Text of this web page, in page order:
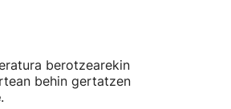
berotzearekin
behin gertatzen
.